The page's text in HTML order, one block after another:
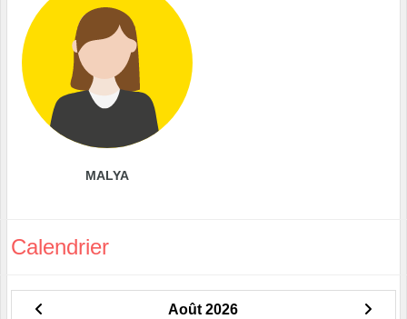
MALYA
Calendrier
Août 2026